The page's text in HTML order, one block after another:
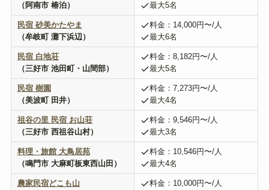
（阿南市 椿泊）
最大5名
民宿 砂美かたやま
（牟岐町 灘下浜辺）
料金：14,000円〜/人
最大6名
民宿 白地荘
（三好市 池田町・山間部）
料金：8,182円〜/人
最大5名
民宿 樹園
（美波町 田井）
料金：7,273円〜/人
最大4名
祖谷の里 民宿 お山荘
（三好市 西祖谷山村）
料金：9,546円〜/人
最大3名
料理・旅館 大鳥居苑
（鳴門市 大麻町板東西山田）
料金：10,546円〜/人
最大4名
農家民宿どこも山
料金：10,000円〜/人